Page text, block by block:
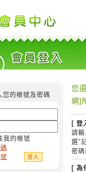
您的帳號及密碼
我的帳號
您
網]
[ 登
請
選"
密
[ 為